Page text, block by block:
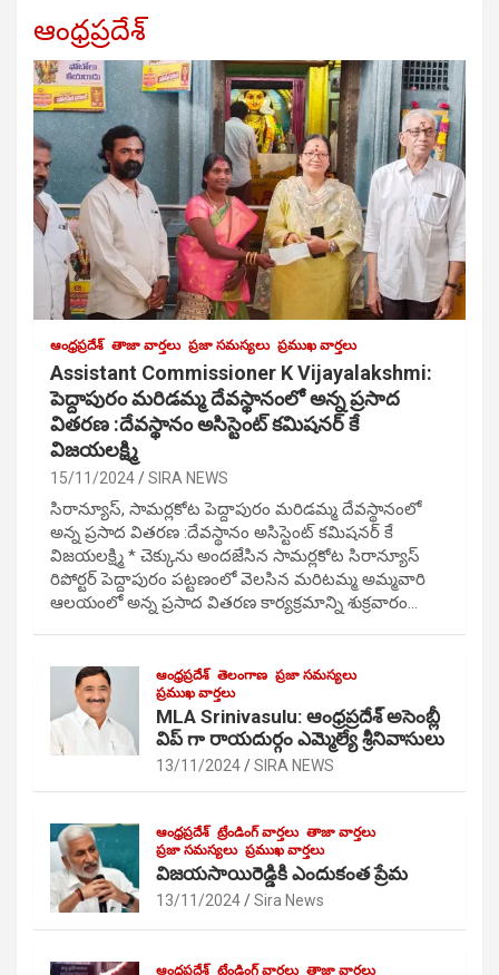
ఆంధ్రప్రదేశ్
ఆంధ్రప్రదేశ్ తాజా వార్తలు ప్రజా సమస్యలు ప్రముఖ వార్తలు
Assistant Commissioner K Vijayalakshmi:
పెద్దాపురం మరిడమ్మ దేవస్థానంలో అన్న ప్రసాద
వితరణ :దేవస్థానం అసిస్టెంట్ కమిషనర్ కే
విజయలక్ష్మి
15/11/2024 SIRA NEWS
సిరాన్యూస్, సామర్లకోట పెద్దాపురం మరిడమ్మ దేవస్థానంలో
అన్న ప్రసాద వితరణ :దేవస్థానం అసిస్టెంట్ కమిషనర్ కే
విజయలక్ష్మి * చెక్కును అందజేసిన సామర్లకోట సిరాన్యూస్
రిపోర్టర్ పెద్దాపురం పట్టణంలో వెలసిన మరిటమ్మ అమ్మవారి
ఆలయంలో అన్న ప్రసాద వితరణ కార్యక్రమాన్ని శుక్రవారం…
ఆంధ్రప్రదేశ్ తెలంగాణ ప్రజా సమస్యలు
ప్రముఖ వార్తలు
MLA Srinivasulu: ఆంధ్రప్రదేశ్ అసెంబ్లీ
విప్ గా రాయదుర్గం ఎమ్మెల్యే శ్రీనివాసులు
13/11/2024 SIRA NEWS
ఆంధ్రప్రదేశ్ ట్రేండింగ్ వార్తలు తాజా వార్తలు
ప్రజా సమస్యలు ప్రముఖ వార్తలు
విజయసాయిరెడ్డికి ఎందుకంత ప్రేమ
13/11/2024 Sira News
ఆంధ్రప్రదేశ్ ట్రేండింగ్ వార్తలు తాజా వార్తలు